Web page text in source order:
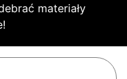
materiały